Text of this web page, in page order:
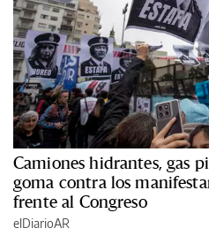
Camiones hidrantes, gas
goma contra los
frente al Congreso
elDiarioAR